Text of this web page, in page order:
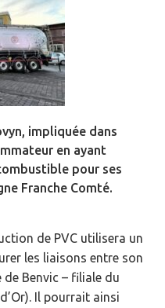
impliquée dans
en ayant
pour ses
Franche Comté.
de PVC utilisera un
les liaisons entre son
de Benvic – filiale du
Il pourrait ainsi